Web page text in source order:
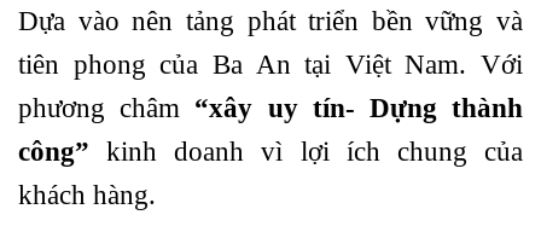
Dựa vào nên tảng phát triển bền vững và
tiên phong của Ba An tại Việt Nam. Với
phương châm “xây uy tín- Dựng thành
công” kinh doanh vì lợi ích chung của
khách hàng.